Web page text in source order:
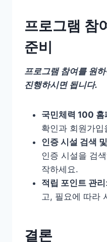
프로그램 참
준비
프로그램 참여를 원
진행하시면 됩니다.
국민체력 100 홈
확인과 회원가
인증 시설 검색
인증 시설을 검
작하세요.
적립 포인트 관리
고, 필요에 따라
결론